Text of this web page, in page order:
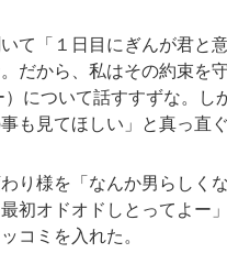
て「１日目にぎんが君と
だから、私はその約束を
について話すすずな。
も見てほしい」と真っ直
り様を「なんか男らしく
最初オドオドしとってよ
コミを入れた。